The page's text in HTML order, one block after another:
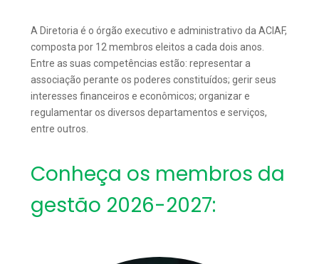
A Diretoria é o órgão executivo e administrativo da ACIAF,
composta por 12 membros eleitos a cada dois anos.
Entre as suas competências estão: representar a
associação perante os poderes constituídos; gerir seus
interesses financeiros e econômicos; organizar e
regulamentar os diversos departamentos e serviços,
entre outros.
Conheça os membros da
gestão 2026-2027: